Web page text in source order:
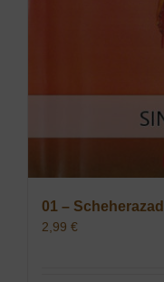
01 –
2,99 €